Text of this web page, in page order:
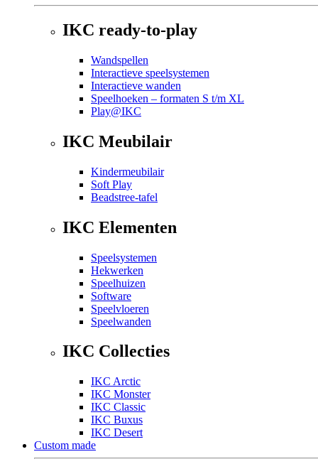
IKC ready-to-play
Wandspellen
Interactieve speelsystemen
Interactieve wanden
Speelhoeken – formaten S t/m XL
Play@IKC
IKC Meubilair
Kindermeubilair
Soft Play
Beadstree-tafel
IKC Elementen
Speelsystemen
Hekwerken
Speelhuizen
Software
Speelvloeren
Speelwanden
IKC Collecties
IKC Arctic
IKC Monster
IKC Classic
IKC Buxus
IKC Desert
Custom made